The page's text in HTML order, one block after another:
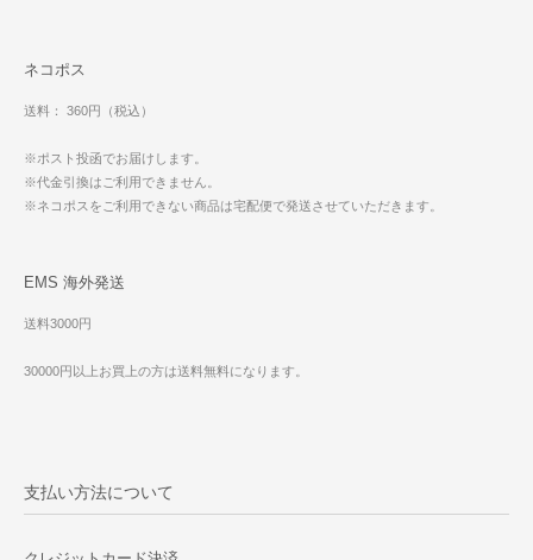
ネコポス
送料： 360円（税込）
※ポスト投函でお届けします。
※代金引換はご利用できません。
※ネコポスをご利用できない商品は宅配便で発送させていただきます。
EMS 海外発送
送料3000円
30000円以上お買上の方は送料無料になります。
支払い方法について